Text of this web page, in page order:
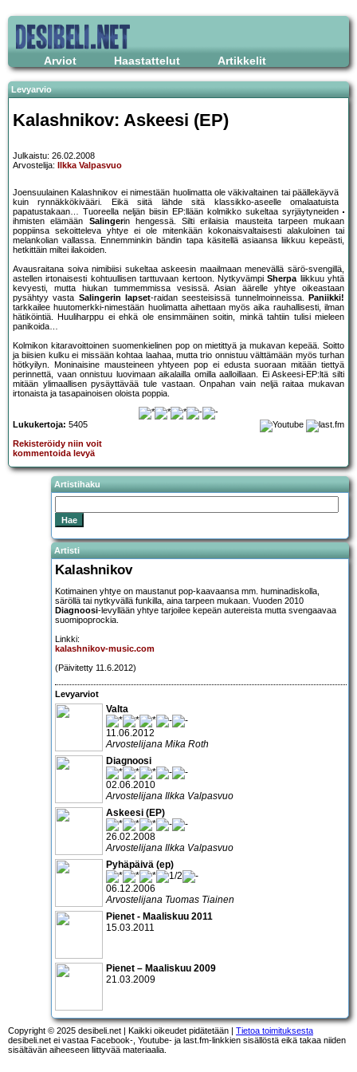
Arviot Haastattelut Artikkelit
Levyarvio
Kalashnikov: Askeesi (EP)
Julkaistu: 26.02.2008
Arvostelija:
Ilkka Valpasvuo
Joensuulainen Kalashnikov ei nimestään huolimatta ole väkivaltainen tai päällekäyvä
kuin rynnäkkökivääri. Eikä siitä lähde sitä klassikko-aseelle omalaatuista
papatustakaan… Tuoreella neljän biisin EP:llään kolmikko sukeltaa syrjäytyneiden
ihmisten elämään Salingerin hengessä. Silti erilaisia mausteita tarpeen mukaan
poppiinsa sekoitteleva yhtye ei ole mitenkään kokonaisvaltaisesti alakuloinen tai
melankolian vallassa. Ennemminkin bändin tapa käsitellä asiaansa liikkuu kepeästi,
hetkittäin miltei ilakoiden.
Avausraitana soiva nimibiisi sukeltaa askeesin maailmaan menevällä särö-svengillä,
astellen irtonaisesti kohtuullisen tarttuvaan kertoon. NytkyvämpiSherpaliikkuu yhtä
kevyesti, mutta hiukan tummemmissa vesissä. Asian äärelle yhtye oikeastaan
pysähtyy vasta Salingerin lapset-raidan seesteisissä tunnelmoinneissa.
Paniikki!
tarkkailee huutomerkki-nimestään huolimatta aihettaan myös aika rauhallisesti, ilman
hätiköintiä. Huuliharppu ei ehkä ole ensimmäinen soitin, minkä tahtiin tulisi mieleen
panikoida…
Kolmikon kitaravoittoinen suomenkielinen pop on mietittyä ja mukavan kepeää. Soitto
ja biisien kulku ei missään kohtaa laahaa, mutta trio onnistuu välttämään myös turhan
hötkyilyn. Moninaisine mausteineen yhtyeen pop ei edusta suoraan mitään tiettyä
perinnettä, vaan onnistuu luovimaan aikalailla omilla aalloillaan. Ei Askeesi-EP:ltä silti
mitään ylimaallisen pysäyttävää tule vastaan. Onpahan vain neljä raitaa mukavan
irtonaista ja tasapainoisen oloista poppia.
Lukukertoja: 5405
Rekisteröidy niin voit
kommentoida levyä
Artistihaku
Artisti
Kalashnikov
Kotimainen yhtye on maustanut pop-kaavaansa mm. huminadiskolla,
säröllä tai nytkyvällä funkilla, aina tarpeen mukaan. Vuoden 2010
Diagnoosi-levyllään yhtye tarjoilee kepeän autereista mutta svengaavaa
suomipoprockia.
Linkki:
kalashnikov-music.com
(Päivitetty 11.6.2012)
Levyarviot
Valta
11.06.2012
Arvostelijana Mika Roth
Diagnoosi
02.06.2010
Arvostelijana Ilkka Valpasvuo
Askeesi (EP)
26.02.2008
Arvostelijana Ilkka Valpasvuo
Pyhäpäivä (ep)
06.12.2006
Arvostelijana Tuomas Tiainen
Pienet - Maaliskuu 2011
15.03.2011
Pienet – Maaliskuu 2009
21.03.2009
Copyright © 2025 desibeli.net | Kaikki oikeudet pidätetään | Tietoa toimituksesta
desibeli.net ei vastaa Facebook-, Youtube- ja last.fm-linkkien sisällöstä eikä takaa niiden
sisältävän aiheeseen liittyvää materiaalia.